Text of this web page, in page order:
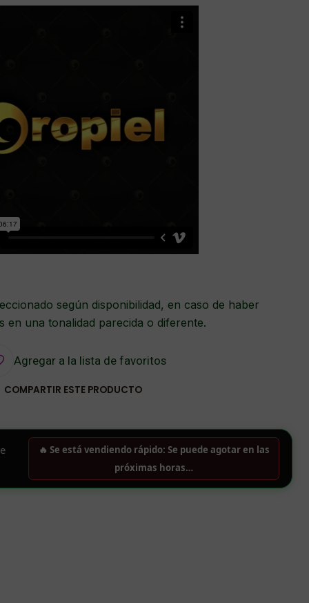
según disponibilidad, en caso de haber
en una tonalidad parecida o diferente.
Agregar a la lista de favoritos
COMPARTIR ESTE PRODUCTO